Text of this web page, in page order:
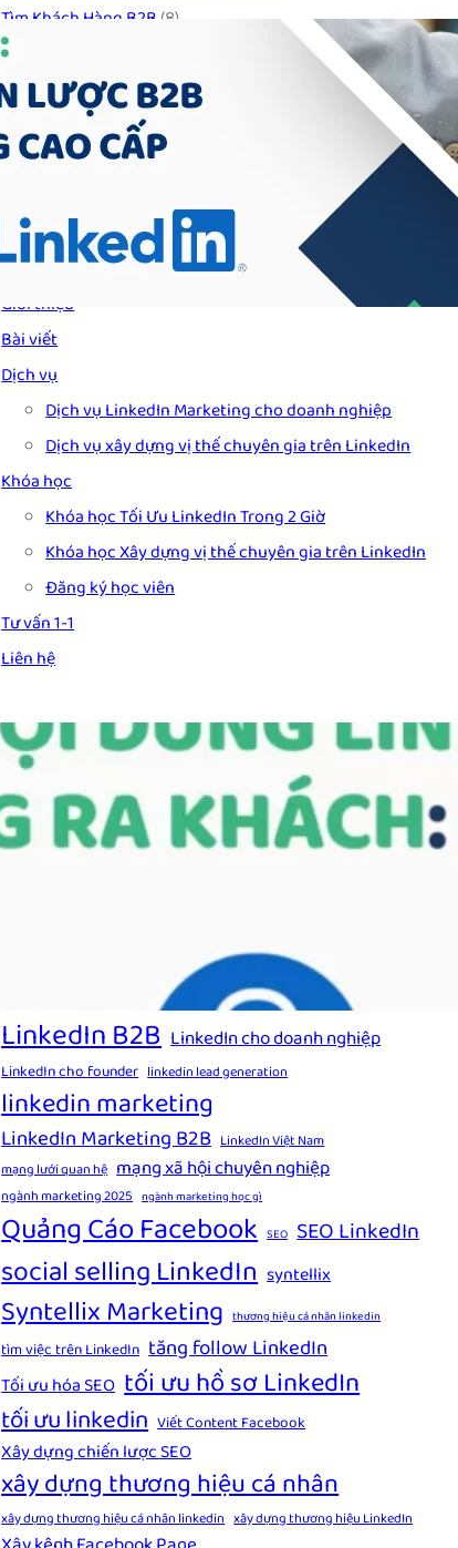
Tìm Khách Hàng B2B(8)
Viết Content Facebook
Viết Content LinkedIn(5)
Xây Kênh Facebook Page
Xây Kênh LinkedIn Page
Các trang chính
Giới thiệu
Bài viết
Dịch vụ
Dịch vụ LinkedIn Marketing cho doanh nghiệp
Dịch vụ xây dựng vị thế chuyên gia trên LinkedIn
Khóa học
Khóa học Tối Ưu LinkedIn Trong 2 Giờ
Khóa học Xây dựng vị thế chuyên gia trên LinkedIn
Đăng ký học viên
Tư vấn 1-1
Liên hệ
Tags
B2B marketing chiến lược nội dung linkedin
content linkedin b2b CRM chăm sóc khách hàng
CRM marketing CRM đa kênh Công cụ phân tích SEO
Facebook Fanpage
Facebook Page
hồ sơ linkedin Kiểm tra SEO
LinkedIn B2B LinkedIn cho doanh nghiệp
LinkedIn cho founder linkedin lead generation
linkedin marketing
LinkedIn Marketing B2B LinkedIn Việt Nam
mạng lưới quan hệ mạng xã hội chuyên nghiệp
ngành marketing 2025 ngành marketing học gì
Quảng Cáo Facebook SEO SEO LinkedIn
social selling LinkedIn syntellix
Syntellix Marketing thương hiệu cá nhân linkedin
tìm việc trên LinkedIn tăng follow LinkedIn
Tối ưu hóa SEO tối ưu hồ sơ LinkedIn
tối ưu linkedin Viết Content Facebook
Xây dựng chiến lược SEO
xây dựng thương hiệu cá nhân
xây dựng thương hiệu cá nhân linkedin xây dựng thương hiệu LinkedIn